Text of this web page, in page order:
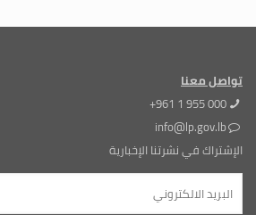
تواصل معنا
+961 1 955 000
info@lp.gov.lb
الإشتراك في نشرتنا الإخبارية